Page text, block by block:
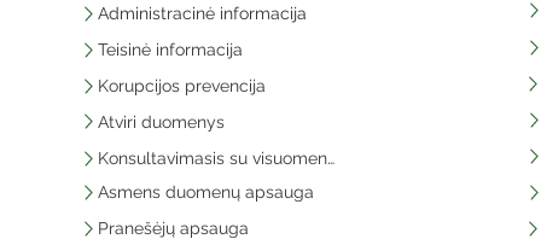
Administracinė informacija
Teisinė informacija
Korupcijos prevencija
Atviri duomenys
Konsultavimasis su visuomene
Asmens duomenų apsauga
Pranešėjų apsauga